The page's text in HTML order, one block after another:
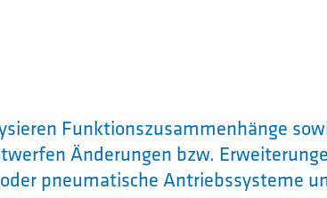
Funktionszusammenhänge
Änderungen bzw.
pneumatische Antriebssysteme